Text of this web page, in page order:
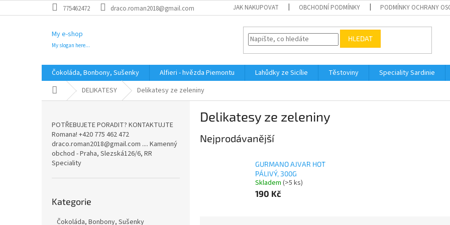
na
775462472 draco.roman2018@gmail.com JAK NAKUPOVAT OBCHODNÍ PODMÍNKY PODMÍNKY OCHRANY
My e-shop
My slogan here...
HLEDAT
Čokoláda, Bonbony, Sušenky Alfieri - hvězda Piemontu Lahůdky ze Sicílie Těstoviny Speciality Sardinie
Domů DELIKATESY Delikatesy ze zeleniny
POTŘEBUJETE PORADIT? KONTAKTUJTE
Romana! +420 775 462 472
draco.roman2018@gmail.com .... Kamenný
obchod - Praha, Slezská126/6, RR
Speciality
kategorie
Kategorie
Čokoláda, Bonbony, Sušenky
Delikatesy ze zeleniny
Nejprodávanější
GURMANO AJVAR HOT
PÁLIVÝ, 300G
Skladem (>5 ks)
190 Kč